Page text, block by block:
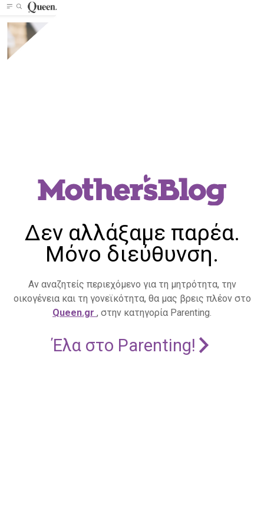
Δεν αλλάξαμε παρέα.
Μόνο διεύθυνση.
Αν αναζητείς περιεχόμενο για τη μητρότητα, την
οικογένεια και τη γονεϊκότητα, θα μας βρεις πλέον στο
Queen.gr , στην κατηγορία Parenting.
Έλα στο Parenting!